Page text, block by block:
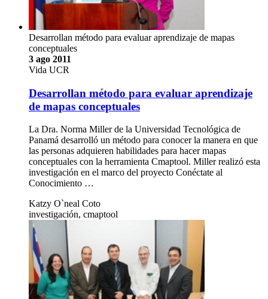
Desarrollan método para evaluar aprendizaje de mapas
conceptuales
3 ago 2011
Vida UCR
Desarrollan método para evaluar aprendizaje
de mapas conceptuales
La Dra. Norma Miller de la Universidad Tecnológica de
Panamá desarrolló un método para conocer la manera en que
las personas adquieren habilidades para hacer mapas
conceptuales con la herramienta Cmaptool. Miller realizó esta
investigación en el marco del proyecto Conéctate al
Conocimiento …
Katzy O`neal Coto
investigación, cmaptool